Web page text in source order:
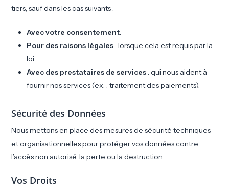
tiers, sauf dans les cas suivants :
Avec votre consentement.
Pour des raisons légales: lorsque cela est requis par la
loi.
Avec des prestataires de services: qui nous aident à
fournir nos services (ex. : traitement des paiements).
Sécurité des Données
Nous mettons en place des mesures de sécurité techniques
et organisationnelles pour protéger vos données contre
l’accès non autorisé, la perte ou la destruction.
Vos Droits